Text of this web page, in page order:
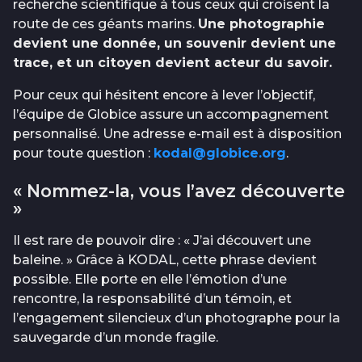
recherche scientifique à tous ceux qui croisent la
route de ces géants marins. Une photographie
devient une donnée, un souvenir devient une
trace, et un citoyen devient acteur du savoir.
Pour ceux qui hésitent encore à lever l’objectif,
l’équipe de Globice assure un accompagnement
personnalisé. Une adresse e-mail est à disposition
pour toute question : kodal@globice.org.
« Nommez-la, vous l’avez découverte
»
Il est rare de pouvoir dire : « J’ai découvert une
baleine. » Grâce à KODAL, cette phrase devient
possible. Elle porte en elle l’émotion d’une
rencontre, la responsabilité d’un témoin, et
l’engagement silencieux d’un photographe pour la
sauvegarde d’un monde fragile.